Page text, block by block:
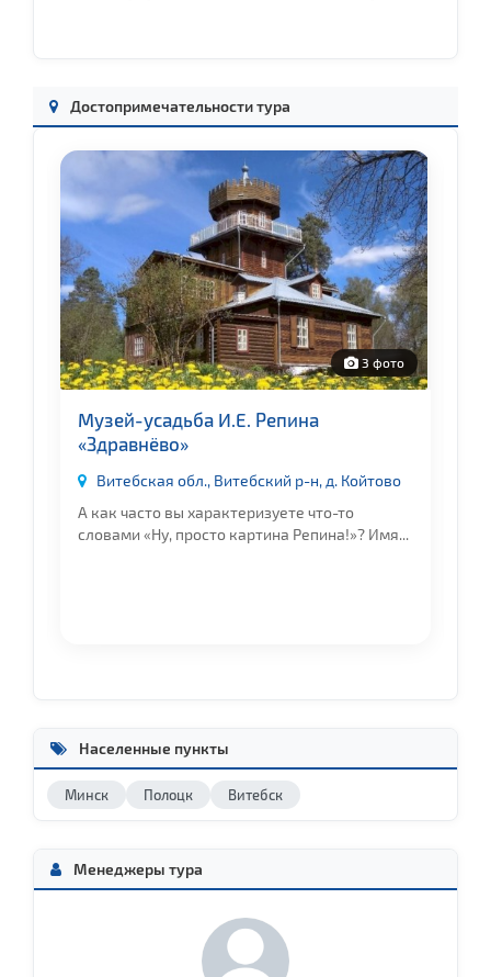
Достопримечательности тура
3 фото
Музей-усадьба И.Е. Репина
«Здравнёво»
Витебская обл., Витебский р-н, д. Койтово
А как часто вы характеризуете что-то
словами «Ну, просто картина Репина!»? Имя...
Населенные пункты
Минск Полоцк Витебск
Менеджеры тура